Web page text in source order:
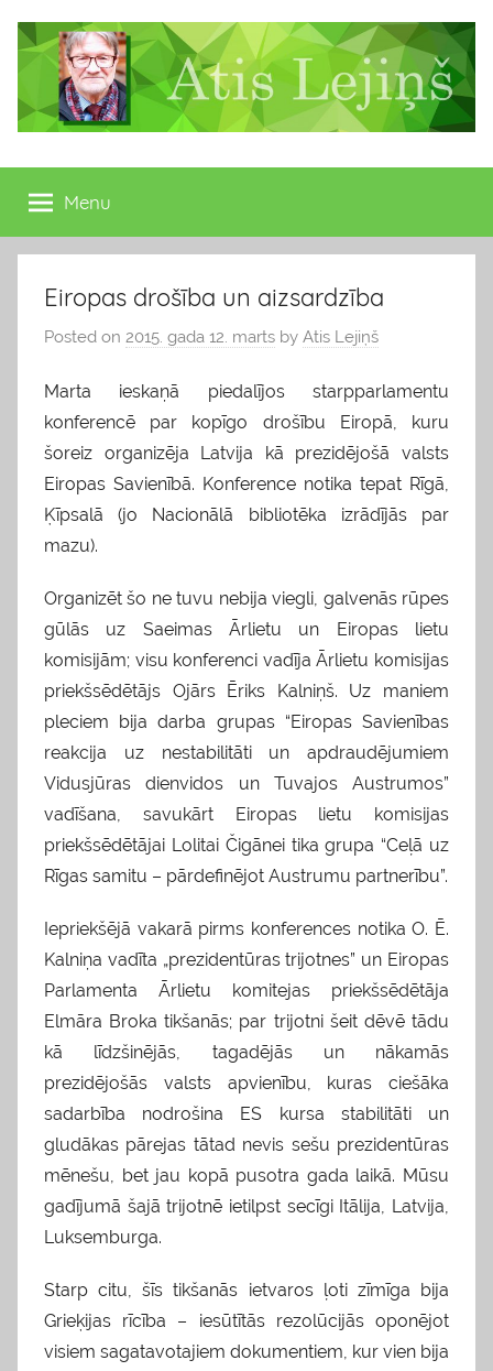
content
Atis
Lejiņš
13.
Saeimas
deputāts
Menu
Eiropas drošība un aizsardzība
Posted on 2015. gada 12. marts by Atis Lejiņš
Marta ieskaņā piedalījos starpparlamentu
konferencē par kopīgo drošību Eiropā, kuru
šoreiz organizēja Latvija kā prezidējošā valsts
Eiropas Savienībā. Konference notika tepat Rīgā,
Ķīpsalā (jo Nacionālā bibliotēka izrādījās par
mazu).
Organizēt šo ne tuvu nebija viegli, galvenās rūpes
gūlās uz Saeimas Ārlietu un Eiropas lietu
komisijām; visu konferenci vadīja Ārlietu komisijas
priekšsēdētājs Ojārs Ēriks Kalniņš. Uz maniem
pleciem bija darba grupas “Eiropas Savienības
reakcija uz nestabilitāti un apdraudējumiem
Vidusjūras dienvidos un Tuvajos Austrumos”
vadīšana, savukārt Eiropas lietu komisijas
priekšsēdētājai Lolitai Čigānei tika grupa “Ceļā uz
Rīgas samitu – pārdefinējot Austrumu partnerību”.
Iepriekšējā vakarā pirms konferences notika O. Ē.
Kalniņa vadīta „prezidentūras trijotnes” un Eiropas
Parlamenta Ārlietu komitejas priekšsēdētāja
Elmāra Broka tikšanās; par trijotni šeit dēvē tādu
kā līdzšinējās, tagadējās un nākamās
prezidējošās valsts apvienību, kuras ciešāka
sadarbība nodrošina ES kursa stabilitāti un
gludākas pārejas tātad nevis sešu prezidentūras
mēnešu, bet jau kopā pusotra gada laikā. Mūsu
gadījumā šajā trijotnē ietilpst secīgi Itālija, Latvija,
Luksemburga.
Starp citu, šīs tikšanās ietvaros ļoti zīmīga bija
Grieķijas rīcība – iesūtītās rezolūcijās oponējot
visiem sagatavotajiem dokumentiem, kur vien bija